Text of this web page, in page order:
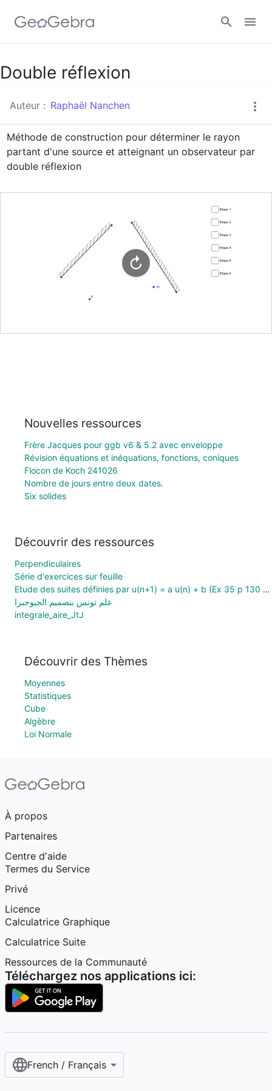
Google Classroom
Classe GeoGebra
Se connecter
Double réflexion
Auteur : Raphaël Nanchen
Méthode de construction pour déterminer le rayon
partant d'une source et atteignant un observateur par
double réflexion
Nouvelles ressources
Frère Jacques pour ggb v6 & 5.2 avec enveloppe
Révision équations et inéquations, fonctions, coniques
Flocon de Koch 241026
Nombre de jours entre deux dates.
Six solides
Découvrir des ressources
Perpendiculaires
Série d'exercices sur feuille
Etude des suites définies par u(n+1) = a u(n) + b (Ex 35 p 130 : Nathan Transmath 1S 2011)
علم تونس بتصميم الجيوجبرا
integrale_aire_JtJ
Découvrir des Thèmes
Moyennes
Statistiques
Cube
Algèbre
Loi Normale
À propos
Partenaires
Centre d'aide
Termes du Service
Privé
Licence
Calculatrice Graphique
Calculatrice Suite
Ressources de la Communauté
Téléchargez nos applications ici:
French / Français‎